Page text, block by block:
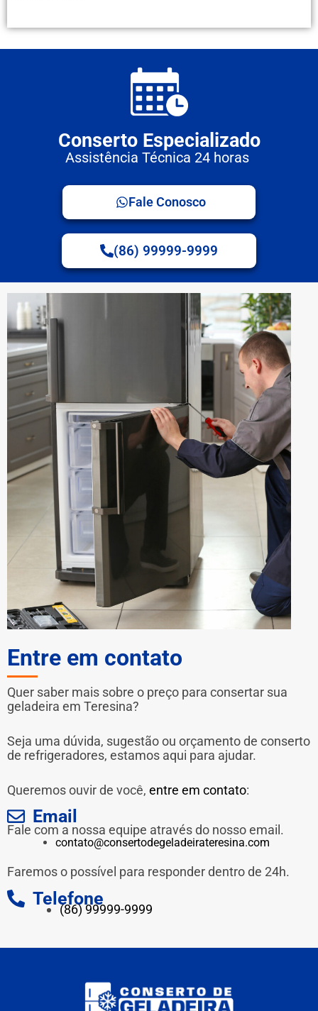
Conserto Especializado
Assistência Técnica 24 horas
Fale Conosco
(86) 99999-9999
Entre em contato
Quer saber mais sobre o preço para consertar sua
geladeira em Teresina?
Seja uma dúvida, sugestão ou orçamento de conserto
de refrigeradores, estamos aqui para ajudar.
Queremos ouvir de você, entre em contato:
Email
Fale com a nossa equipe através do nosso email.
contato@consertodegeladeirateresina.com
Faremos o possível para responder dentro de 24h.
Telefone
(86) 99999-9999